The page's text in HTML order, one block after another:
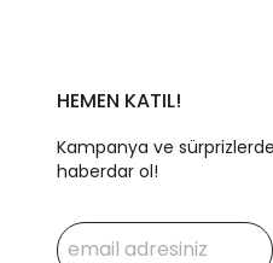
HEMEN KATIL!
Kampanya ve
haberdar ol!